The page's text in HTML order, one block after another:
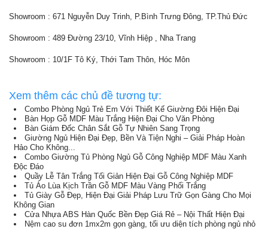
Showroom : 671 Nguyễn Duy Trinh, P.Bình Trưng Đông, TP.Thủ Đức
Showroom : 489 Đường 23/10, Vĩnh Hiệp , Nha Trang
Showroom : 10/1F Tô Ký, Thới Tam Thôn, Hóc Môn
Xem thêm các chủ đề tương tự:
Combo Phòng Ngủ Trẻ Em Với Thiết Kế Giường Đôi Hiện Đại
Bàn Họp Gỗ MDF Màu Trắng Hiện Đại Cho Văn Phòng
Bàn Giám Đốc Chân Sắt Gỗ Tự Nhiên Sang Trọng
Giường Ngủ Hiện Đại Đẹp, Bền Và Tiện Nghi – Giải Pháp Hoàn
Hảo Cho Không...
Combo Giường Tủ Phòng Ngủ Gỗ Công Nghiệp MDF Màu Xanh
Độc Đáo
Quầy Lễ Tân Trắng Tối Giản Hiện Đại Gỗ Công Nghiệp MDF
Tủ Áo Lùa Kịch Trần Gỗ MDF Màu Vàng Phối Trắng
Tủ Giày Gỗ Đẹp, Hiện Đại Giải Pháp Lưu Trữ Gọn Gàng Cho Mọi
Không Gian
Cửa Nhựa ABS Hàn Quốc Bền Đẹp Giá Rẻ – Nội Thất Hiện Đại
Nệm cao su đơn 1mx2m gọn gàng, tối ưu diện tích phòng ngủ nhỏ